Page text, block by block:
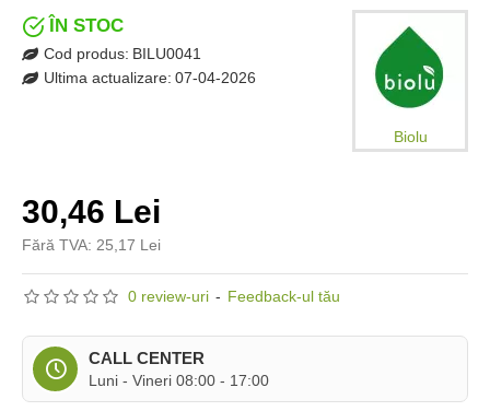
0 review-uri - Feedback-ul tău
30,46 Lei
Fără TVA: 25,17 Lei
ÎN STOC
Cod produs: BILU0041
Ultima actualizare: 07-04-2026
Biolu
CALL CENTER
Luni - Vineri 08:00 - 17:00